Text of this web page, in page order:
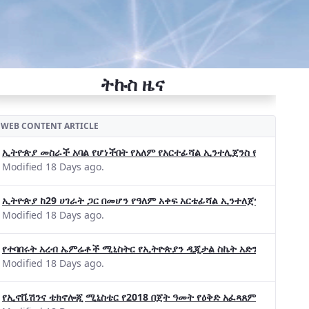
ትኩስ ዜና
WEB CONTENT ARTICLE
ኢትዮጵያ መስራች አባል የሆነችበት የአለም የአርተፊሻል ኢንተሊጀንስ የትብብር
Modified 18 Days ago.
ኢትዮጵያ ከ29 ሀገራት ጋር በመሆን የዓለም አቀፍ አርቴፊሻል ኢንተለጀንስ ትብብር
Modified 18 Days ago.
የተባበሩት አረብ ኤምሬቶች ሚኒስትር የኢትዮጵያን ዲጂታል ስኬት አድንቀዋል
Modified 18 Days ago.
የኢኖቬሽንና ቴክኖሎጂ ሚኒስቴር የ2018 በጀት ዓመት የዕቅድ አፈጻጸምና የቀጣይ